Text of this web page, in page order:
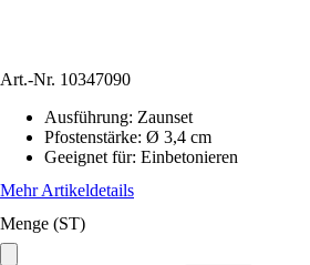
Art.-Nr. 10347090
Ausführung: Zaunset
Pfostenstärke: Ø 3,4 cm
Geeignet für: Einbetonieren
Mehr Artikeldetails
Menge (ST)